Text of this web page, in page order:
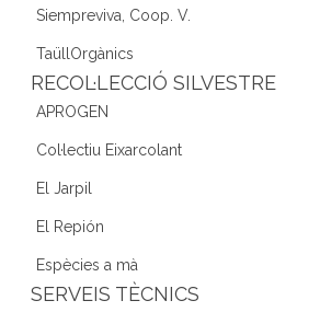
Siempreviva, Coop. V.
TaüllOrgànics
RECOL·LECCIÓ SILVESTRE
APROGEN
Col·lectiu Eixarcolant
El Jarpil
El Repión
Espècies a mà
SERVEIS TÈCNICS